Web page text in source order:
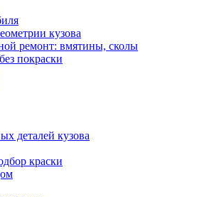
кузова
ремонт: вмятины, сколы
покраски
деталей кузова
краски